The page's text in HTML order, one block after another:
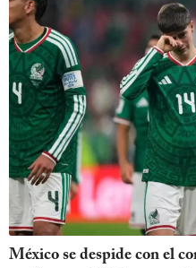
México se despide con el